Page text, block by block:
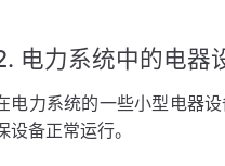
电力系统中的电器
电力系统的一些小型电器
设备正常运行。